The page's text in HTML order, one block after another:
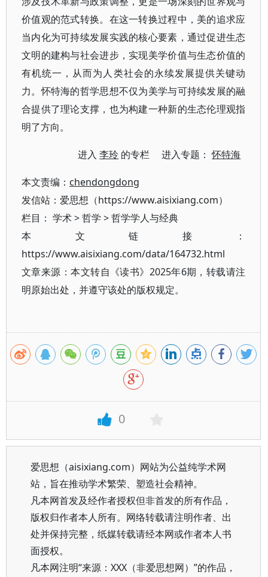
价值观的范式转换。在这一转换过程中，美的追求应
当内化为可持续发展实践的核心要素，通过促进生态
文明的建构与社会进步，实现美学价值与生态价值的
有机统一，从而为人类社会的永续发展提供关键动
力。怀特海的哲学思想不仅为美学与可持续发展的融
合提供了理论支撑，也为构建一种新的生态伦理观指
明了方向。
进入李玲 的专栏 进入专题：怀特海
本文责编： chendongdong
发信站：爱思想（https://www.aisixiang.com）
栏目： 学术>哲学 >哲学学人与经典
本文链接：
https://www.aisixiang.com/data/164732.html
文章来源：本文转自《读书》2025年6期，转载请注
明原始出处，并遵守该处的版权规定。
0
爱思想（aisixiang.com）网站为公益纯学术网
站，旨在推动学术繁荣、塑造社会精神。
凡本网首发及经作者授权但非首发的所有作品，
版权归作者本人所有。网络转载请注明作者、出
处并保持完整，纸媒转载请经本网或作者本人书
面授权。
凡本网注明“来源：XXX（非爱思想网）”的作品，